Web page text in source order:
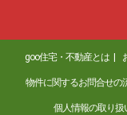
住
専有
間取
神奈川県川崎市多
goo住宅・不動産とは
物件に関するお問合せの
個人情報の取り扱